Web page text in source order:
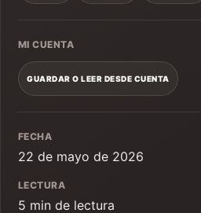
MI CUENTA
GUARDAR O LEER DESDE CUENTA
FECHA
22 de mayo de 2026
LECTURA
5 min de lectura